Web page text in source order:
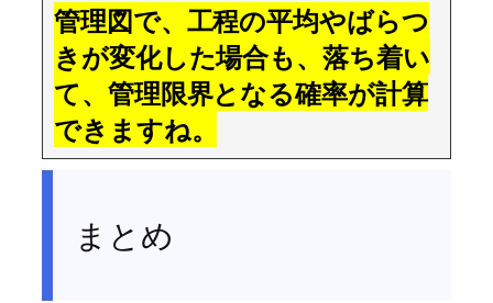
管理図で、工程の平均やばらつ
きが変化した場合も、落ち着い
て、管理限界となる確率が計算
できますね。
まとめ